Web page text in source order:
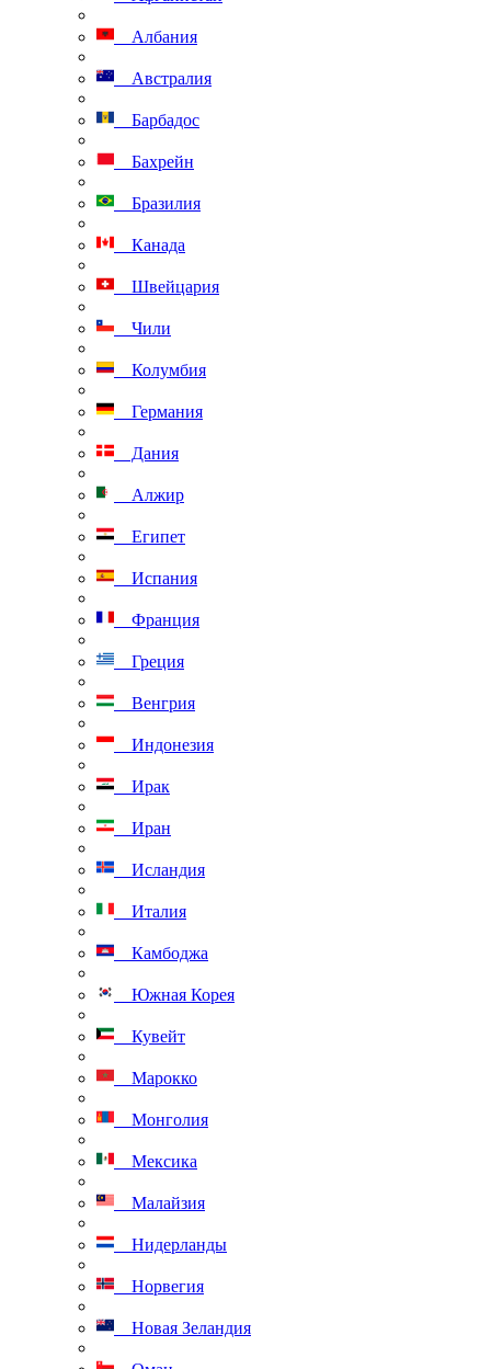
Албания
Австралия
Барбадос
Бахрейн
Бразилия
Канада
Швейцария
Чили
Колумбия
Германия
Дания
Алжир
Египет
Испания
Франция
Греция
Венгрия
Индонезия
Ирак
Иран
Исландия
Италия
Камбоджа
Южная Корея
Кувейт
Марокко
Монголия
Мексика
Малайзия
Нидерланды
Норвегия
Новая Зеландия